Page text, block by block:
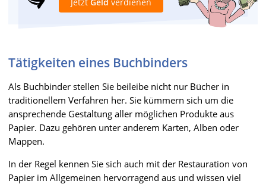
Tätigkeiten eines Buchbinders
Als Buchbinder stellen Sie beileibe nicht nur Bücher in
traditionellem Verfahren her. Sie kümmern sich um die
ansprechende Gestaltung aller möglichen Produkte aus
Papier. Dazu gehören unter anderem Karten, Alben oder
Mappen.
In der Regel kennen Sie sich auch mit der Restauration von
Papier im Allgemeinen hervorragend aus und wissen viel